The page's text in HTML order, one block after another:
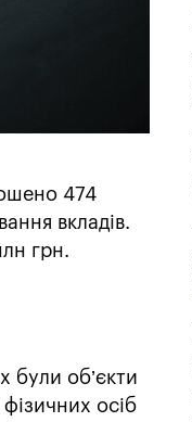
474
вкладів.
грн.
були об’єкти
осіб